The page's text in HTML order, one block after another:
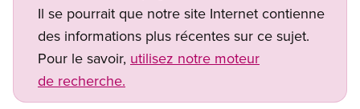
Il se pourrait que notre site Internet contienne
des informations plus récentes sur ce sujet.
Pour le savoir, utilisez notre moteur
de recherche.